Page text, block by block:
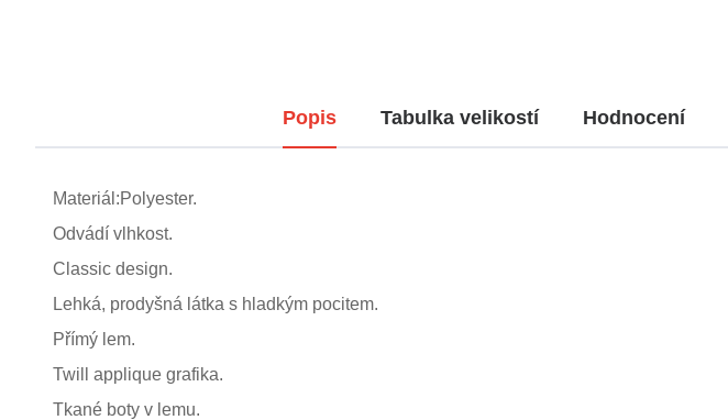
Popis Tabulka velikostí Hodnocení
Materiál:Polyester.
Odvádí vlhkost.
Classic design.
Lehká, prodyšná látka s hladkým pocitem.
Přímý lem.
Twill applique grafika.
Tkané boty v lemu.